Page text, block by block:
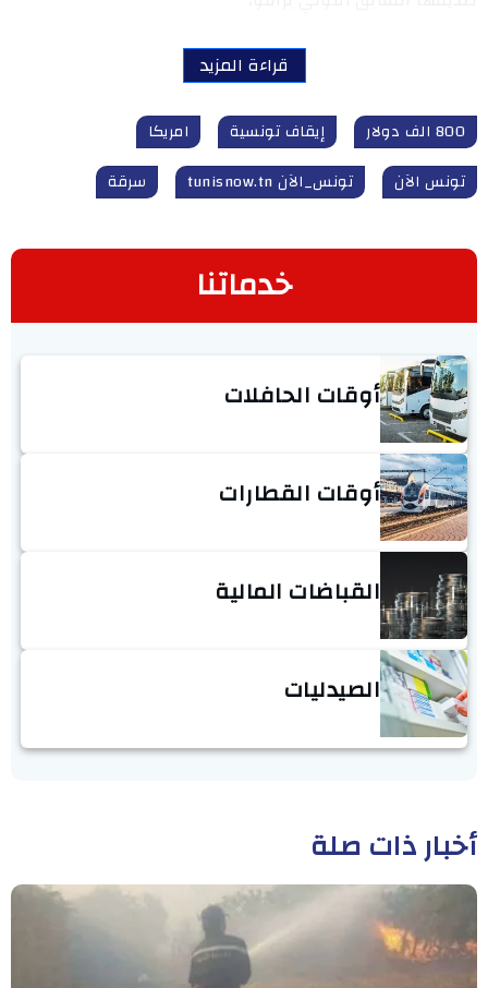
قراءة المزيد
800 الف دولار إيقاف تونسية
امريكا
تونس الآن
تونس_الآن tunisnow.tn سرقة
خدماتنا
أوقات الحافلات
أوقات القطارات
القباضات المالية
الصيدليات
أخبار ذات صلة